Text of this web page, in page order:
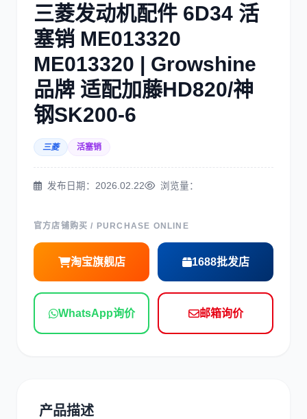
三菱 博世
洋马 住友
现代 帕金斯
三菱发动机配件 6D34 活
塞销 ME013320
ME013320 | Growshine
品牌 适配加藤HD820/神
钢SK200-6
三菱 活塞销
发布日期：2026.02.22 浏览量：
官方店铺购买 / PURCHASE ONLINE
淘宝旗舰店 1688批发店
WhatsApp询价 邮箱询价
产品描述